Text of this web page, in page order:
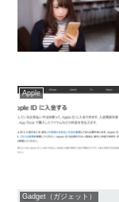
Apple
Gadget（ガジェット）